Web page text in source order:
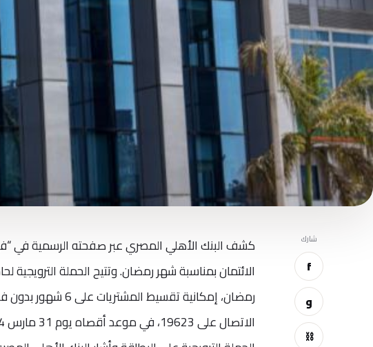
شارك
f
و
⛓
كشف البنك الأهلي المصري عبر صفحته الرسمية في
الائتمان بمناسبة شهر رمضان. وتتيح الحملة
رمضان، إمكانية